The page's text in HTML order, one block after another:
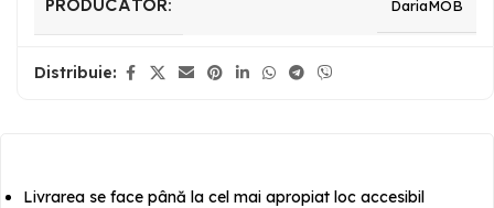
PRODUCĂTOR: DariaMOB
Distribuie:
Livrarea se face până la cel mai apropiat loc accesibil